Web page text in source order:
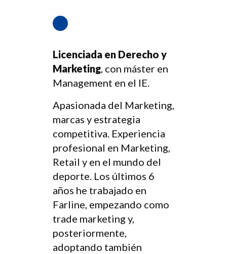
Licenciada en Derecho y
Marketing, con máster en
Management en el IE.
Apasionada del Marketing,
marcas y estrategia
competitiva. Experiencia
profesional en Marketing,
Retail y en el mundo del
deporte. Los últimos 6
años he trabajado en
Farline, empezando como
trade marketing y,
posteriormente,
adoptando también